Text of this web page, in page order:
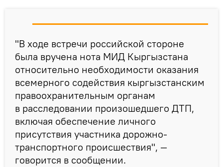
"В ходе встречи российской стороне
была вручена нота МИД Кыргызстана
относительно необходимости оказания
всемерного содействия кыргызстанским
правоохранительным органам
в расследовании произошедшего ДТП,
включая обеспечение личного
присутствия участника дорожно-
транспортного происшествия", —
говорится в сообщении.